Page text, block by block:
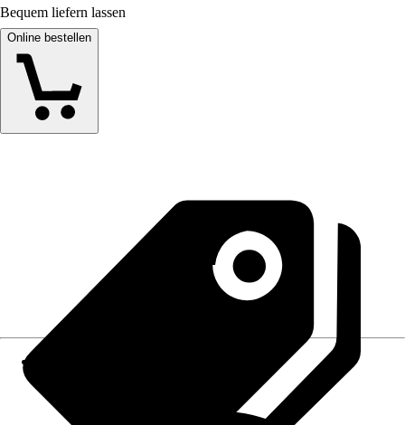
Bequem liefern lassen
Online bestellen